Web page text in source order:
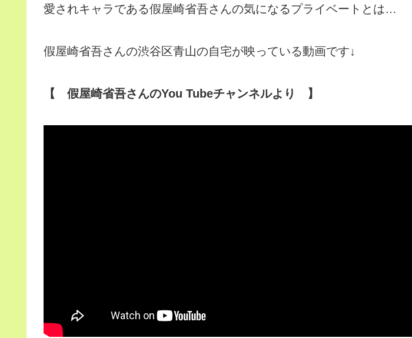
愛されキャラである假屋崎省吾さんの気になるプライベートとは…
假屋崎省吾さんの渋谷区青山の自宅が映っている動画です↓
【 假屋崎省吾さんのYou Tubeチャンネルより 】